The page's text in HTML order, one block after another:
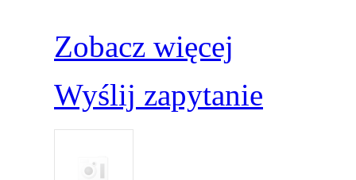
Zobacz więcej
Wyślij zapytanie